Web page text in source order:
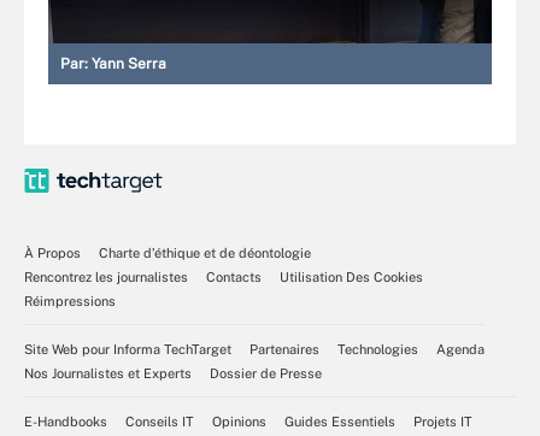
Par: Yann Serra
À Propos
Charte d’éthique et de déontologie
Rencontrez les journalistes
Contacts
Utilisation Des Cookies
Réimpressions
Site Web pour Informa TechTarget Partenaires Technologies
Agenda
Nos Journalistes et Experts
Dossier de Presse
E-Handbooks Conseils IT Opinions Guides Essentiels Projets IT